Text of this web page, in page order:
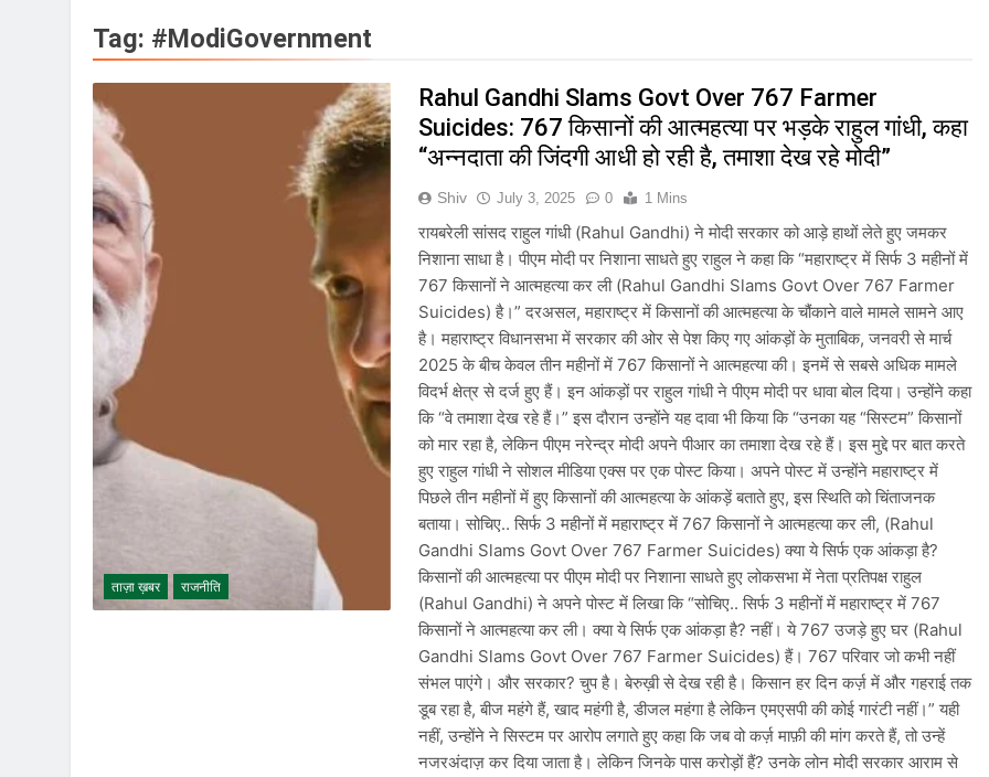
August 8, 2026
August 8, 2026
खेल | Commonwealth Games 2026: भारत ने 39 पदकों के साथ अभियान चौथे स्थान पर समाप्त
August 8, 2026
स्वतंत्रता दिवस से पहले देशभर में ‘हर घर तिरंगा’ अभियान और सांस्कृतिक कार्यक्रमों की तैयारियाँ तेज़
IMD ने कई राज्यों में भारी बारिश और बाढ़ की चेतावनी जारी की, उत्तर भारत और पूर्वोत्तर में हाई अलर्ट
August 7, 2026
IMD ने कई राज्यों में भारी बारिश का अलर्ट जारी किया, दिल्ली-NCR समेत कई क्षेत्रों में जलभराव और
August 6, 2026
जंतर-मंतर पुलिस कार्रवाई पर संसद में विपक्ष का हंगामा तेज़, सरकार से जवाब की मांग
August 6, 2026
राष्ट्रीय हथकरघा दिवस की तैयारियाँ तेज़, देशभर में बुनकरों और हस्तशिल्प प्रदर्शनियों का होगा आयोजन
August 5, 2026
Tag: #ModiGovernment
ताज़ा ख़बर राजनीति
Rahul Gandhi Slams Govt Over 767 Farmer
Suicides: 767 किसानों की आत्महत्या पर भड़के राहुल गांधी, कहा
“अन्नदाता की जिंदगी आधी हो रही है, तमाशा देख रहे मोदी”
Shiv July 3, 2025 0 1 Mins
रायबरेली सांसद राहुल गांधी (Rahul Gandhi) ने मोदी सरकार को आड़े हाथों लेते हुए जमकर
निशाना साधा है। पीएम मोदी पर निशाना साधते हुए राहुल ने कहा कि “महाराष्ट्र में सिर्फ 3 महीनों में
767 किसानों ने आत्महत्या कर ली (Rahul Gandhi Slams Govt Over 767 Farmer
Suicides) है।” दरअसल, महाराष्ट्र में किसानों की आत्महत्या के चौंकाने वाले मामले सामने आए
है। महाराष्ट्र विधानसभा में सरकार की ओर से पेश किए गए आंकड़ों के मुताबिक, जनवरी से मार्च
2025 के बीच केवल तीन महीनों में 767 किसानों ने आत्महत्या की। इनमें से सबसे अधिक मामले
विदर्भ क्षेत्र से दर्ज हुए हैं। इन आंकड़ों पर राहुल गांधी ने पीएम मोदी पर धावा बोल दिया। उन्होंने कहा
कि “वे तमाशा देख रहे हैं।” इस दौरान उन्होंने यह दावा भी किया कि “उनका यह “सिस्टम” किसानों
को मार रहा है, लेकिन पीएम नरेन्द्र मोदी अपने पीआर का तमाशा देख रहे हैं। इस मुद्दे पर बात करते
हुए राहुल गांधी ने सोशल मीडिया एक्स पर एक पोस्ट किया। अपने पोस्ट में उन्होंने महाराष्ट्र में
पिछले तीन महीनों में हुए किसानों की आत्महत्या के आंकड़ें बताते हुए, इस स्थिति को चिंताजनक
बताया। सोचिए.. सिर्फ 3 महीनों में महाराष्ट्र में 767 किसानों ने आत्महत्या कर ली, (Rahul
Gandhi Slams Govt Over 767 Farmer Suicides) क्या ये सिर्फ एक आंकड़ा है?
किसानों की आत्महत्या पर पीएम मोदी पर निशाना साधते हुए लोकसभा में नेता प्रतिपक्ष राहुल
(Rahul Gandhi) ने अपने पोस्ट में लिखा कि “सोचिए.. सिर्फ 3 महीनों में महाराष्ट्र में 767
किसानों ने आत्महत्या कर ली। क्या ये सिर्फ एक आंकड़ा है? नहीं। ये 767 उजड़े हुए घर (Rahul
Gandhi Slams Govt Over 767 Farmer Suicides) हैं। 767 परिवार जो कभी नहीं
संभल पाएंगे। और सरकार? चुप है। बेरुख़ी से देख रही है। किसान हर दिन कर्ज़ में और गहराई तक
डूब रहा है, बीज महंगे हैं, खाद महंगी है, डीजल महंगा है लेकिन एमएसपी की कोई गारंटी नहीं।” यही
नहीं, उन्होंने ने सिस्टम पर आरोप लगाते हुए कहा कि जब वो कर्ज़ माफ़ी की मांग करते हैं, तो उन्हें
नजरअंदाज़ कर दिया जाता है। लेकिन जिनके पास करोड़ों हैं? उनके लोन मोदी सरकार आराम से